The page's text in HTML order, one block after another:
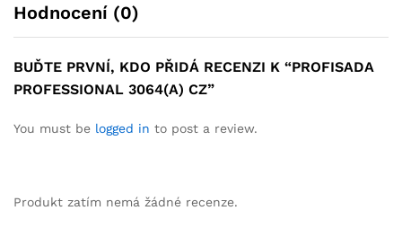
Hodnocení (0)
BUĎTE PRVNÍ, KDO PŘIDÁ RECENZI K “PROFISADA
PROFESSIONAL 3064(A) CZ”
You must be logged in to post a review.
Produkt zatím nemá žádné recenze.